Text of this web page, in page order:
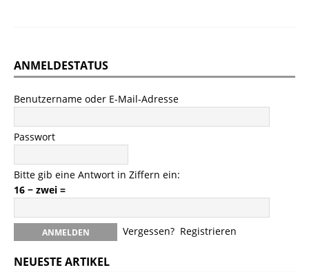
ANMELDESTATUS
Benutzername oder E-Mail-Adresse
Passwort
Bitte gib eine Antwort in Ziffern ein:
16 − zwei =
Vergessen? Registrieren
NEUESTE ARTIKEL